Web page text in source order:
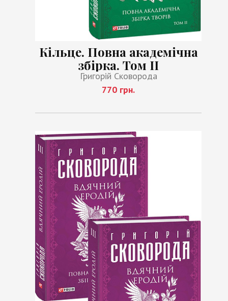
Кільце. Повна академічна
збірка. Том ІІ
Григорій Сковорода
770 грн.